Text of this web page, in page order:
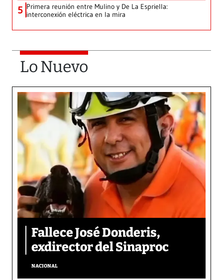
5 Primera reunión entre Mulino y De La Espriella:
interconexión eléctrica en la mira
Lo Nuevo
Fallece José Donderis,
exdirector del Sinaproc
NACIONAL